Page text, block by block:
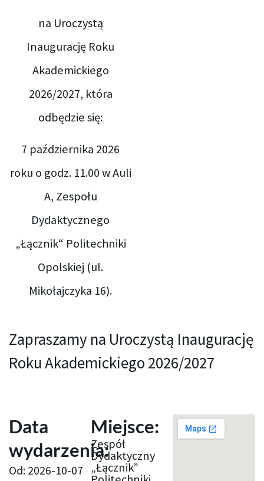
na Uroczystą
Inaugurację Roku
Akademickiego
2026/2027, która
odbędzie się:
7 października 2026
roku o godz. 11.00 w Auli
A, Zespołu
Dydaktycznego
„Łącznik“ Politechniki
Opolskiej (ul.
Mikołajczyka 16).
Zapraszamy na Uroczystą Inaugurację
Roku Akademickiego 2026/2027
Data
wydarzenia:
Od: 2026-10-07
Miejsce:
Zespół
Dydaktyczny
„Łącznik”